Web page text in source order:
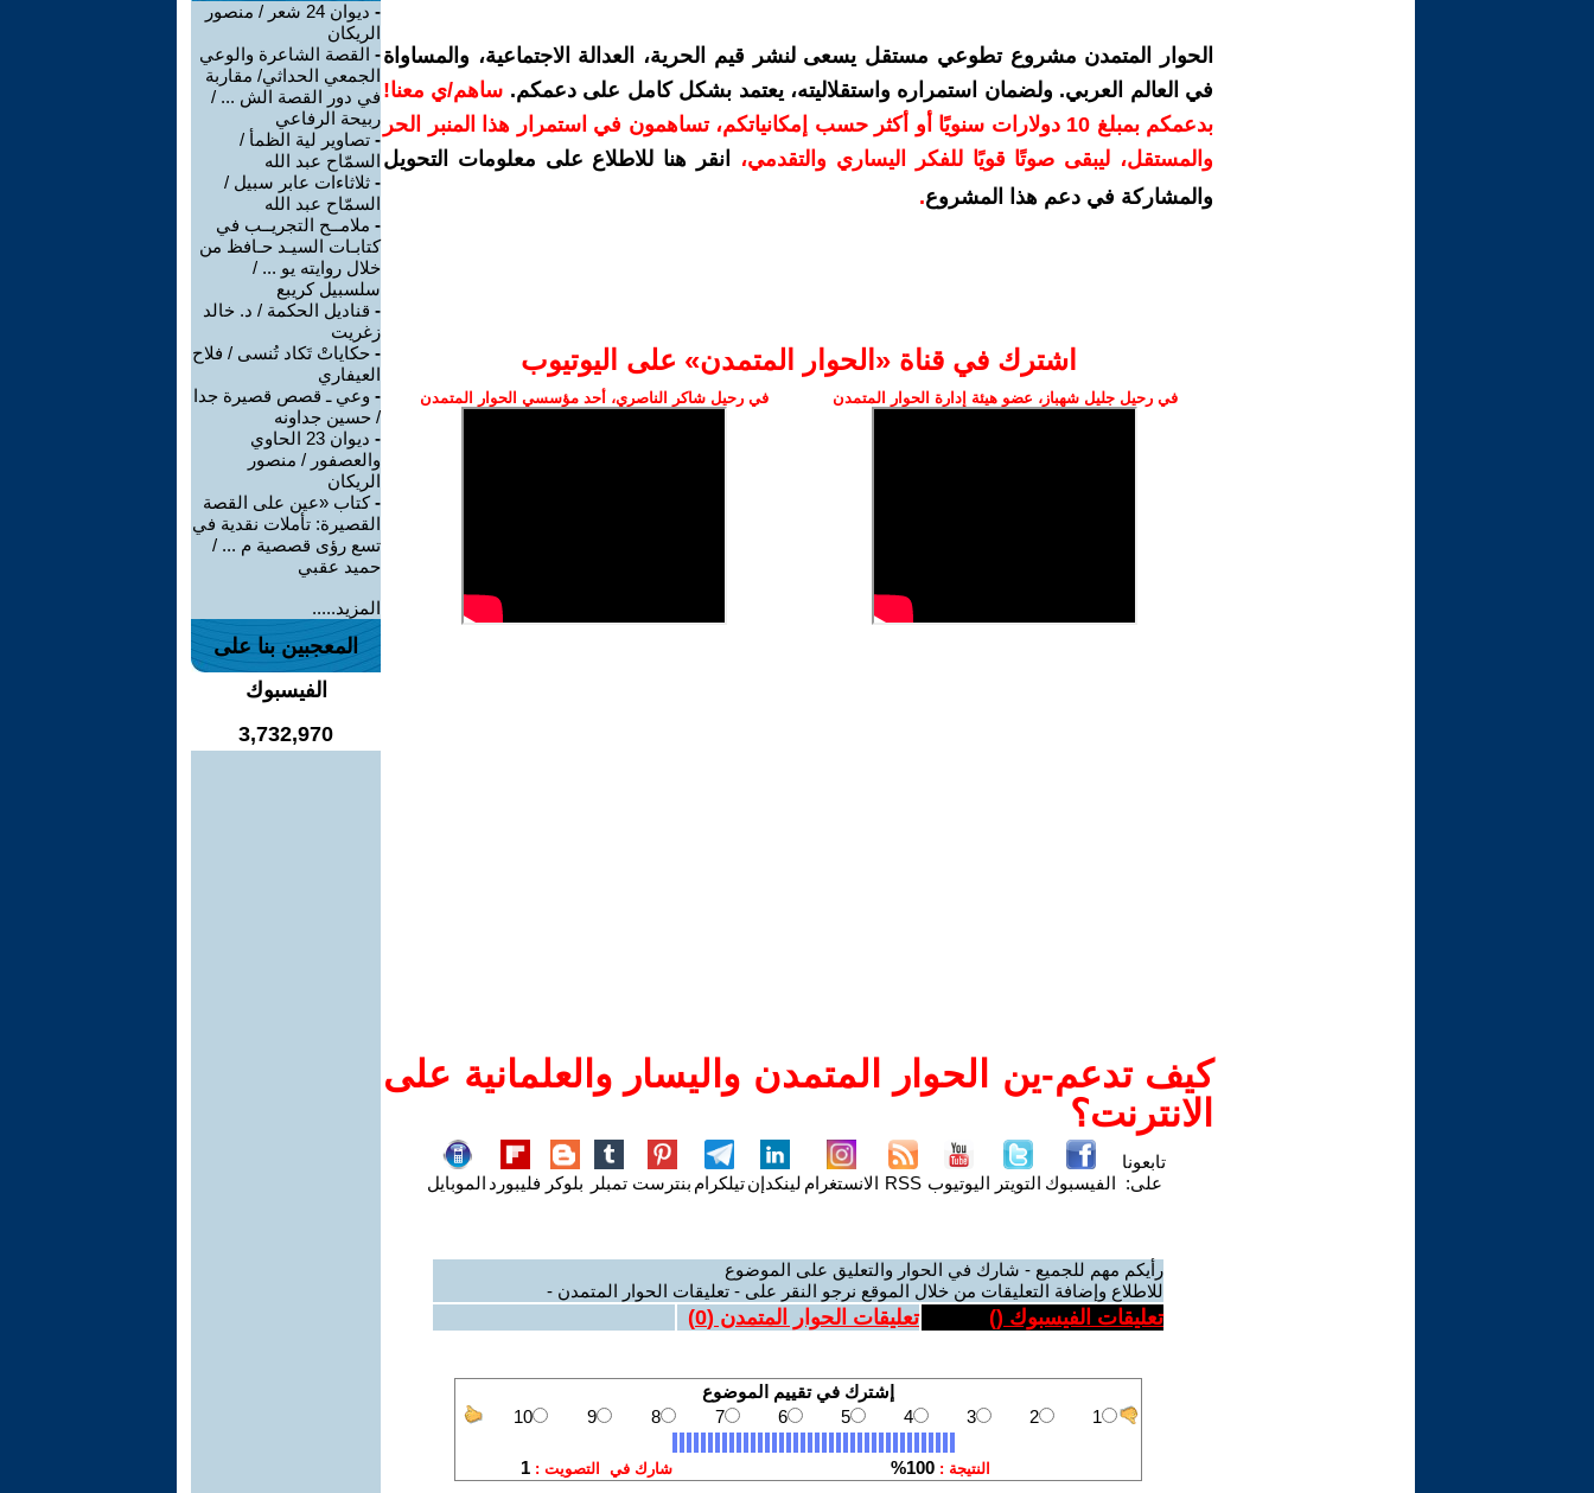
الحوار المتمدن مشروع تطوعي مستقل يسعى لنشر قيم الحرية، العدالة الاجتماعية، والمساواة
في العالم العربي. ولضمان استمراره واستقلاليته، يعتمد بشكل كامل على دعمكم. ساهم/ي معنا!
بدعمكم بمبلغ 10 دولارات سنويًا أو أكثر حسب إمكانياتكم، تساهمون في استمرار هذا المنبر الحر
والمستقل، ليبقى صوتًا قويًا للفكر اليساري والتقدمي،
انقر هنا للاطلاع على معلومات التحويل
والمشاركة في دعم هذا المشروع.
اشترك في قناة ‫«الحوار المتمدن» على اليوتيوب
في رحيل جليل شهباز، عضو هيئة إدارة الحوار المتمدن في رحيل شاكر الناصري، أحد مؤسسي الحوار المتمدن
كيف تدعم-ين الحوار المتمدن واليسار والعلمانية على
الانترنت؟
تابعونا
على: الفيسبوك التويتر اليوتيوب RSS الانستغرام لينكدإنتيلكرام بنترست تمبلر بلوكر فليبورد الموبايل
رأيكم مهم للجميع - شارك في الحوار والتعليق على الموضوع
للاطلاع وإضافة التعليقات من خلال الموقع نرجو النقر على - تعليقات الحوار المتمدن -
تعليقات الفيسبوك () تعليقات الحوار المتمدن (0
)
-
ديوان 24 شعر / منصور
الريكان
- القصة الشاعرة والوعي
الجمعي الحداثي/ مقاربة
في دور القصة الش ... /
ربيحة الرفاعي
- تصاوير لية الظمأ /
السمّاح عبد الله
- ثلاثاءات عابر سبيل /
السمّاح عبد الله
- ملامــح التجريــب في
كتابـات السيـد حـافظ من
خلال روايته يو ... /
سلسبيل كريبع
- قناديل الحكمة / د. خالد
زغريت
- حكاياتْ تَكاد تُنسى / فلاح
العيفاري
- وعي ـ قصص قصيرة جدا
/ حسين جداونه
-
ديوان 23 الحاوي
والعصفور / منصور
الريكان
-كتاب «عين على القصة
القصيرة: تأملات نقدية في
تسع رؤى قصصية م ... /
حميد عقبي
المزيد.....
المعجبين بنا على
الفيسبوك
3,732,970